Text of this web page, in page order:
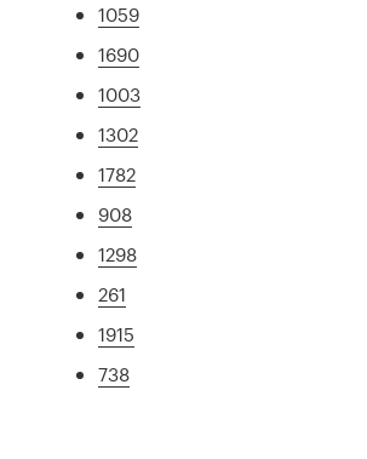
1059
1690
1003
1302
1782
908
1298
261
1915
738